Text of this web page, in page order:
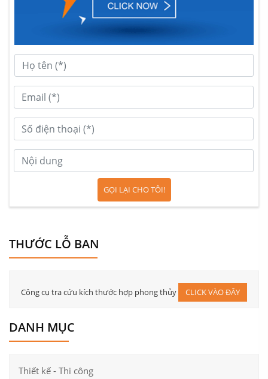
GỌI LẠI CHO TÔI!
THƯỚC LỖ BAN
Công cụ tra cứu kích thước hợp phong thủy CLICK VÀO ĐÂY
DANH MỤC
Thiết kế - Thi công